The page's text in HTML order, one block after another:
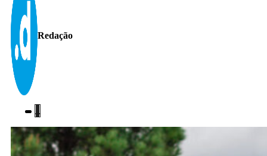
Redação